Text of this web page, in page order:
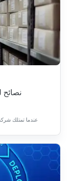
10
عندما تمتلك